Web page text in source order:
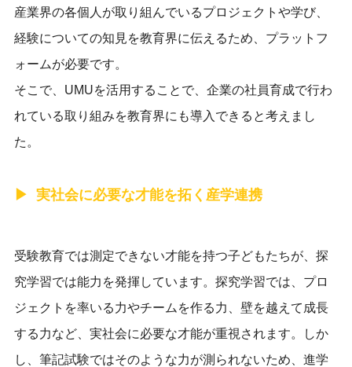
産業界の各個人が取り組んでいるプロジェクトや学び、
経験についての知見を教育界に伝えるため、プラットフ
ォームが必要です。
そこで、UMUを活用することで、企業の社員育成で行わ
れている取り組みを教育界にも導入できると考えまし
た。
実社会に必要な才能を拓く産学連携
受験教育では測定できない才能を持つ子どもたちが、探
究学習では能力を発揮しています。探究学習では、プロ
ジェクトを率いる力やチームを作る力、壁を越えて成長
する力など、実社会に必要な才能が重視されます。しか
し、筆記試験ではそのような力が測られないため、進学